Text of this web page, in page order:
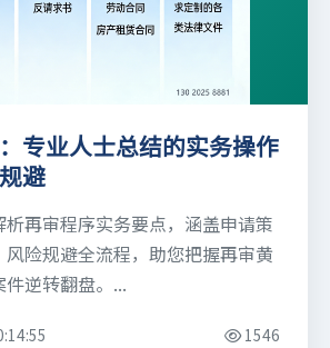
专业人士总结的实务操作
避
再审程序实务要点，涵盖申请策
险规避全流程，助您把握再审黄
逆转翻盘。...
1546